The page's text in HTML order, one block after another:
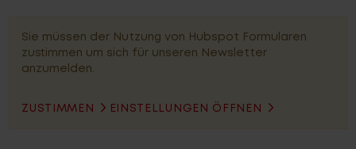
Sie müssen der Nutzung von Hubspot Formularen
zustimmen um sich für unseren Newsletter
anzumelden.
ZUSTIMMEN EINSTELLUNGEN ÖFFNEN